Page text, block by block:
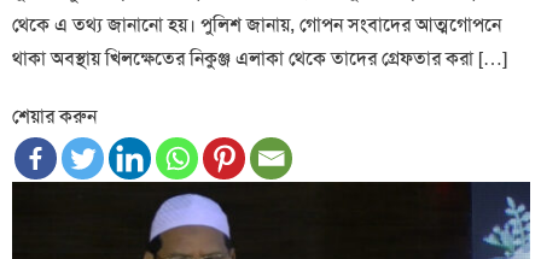
থেকে এ তথ্য জানানো হয়। পুলিশ জানায়, গোপন সংবাদের আত্মগোপনে
থাকা অবস্থায় খিলক্ষেতের নিকুঞ্জ এলাকা থেকে তাদের গ্রেফতার করা […]
শেয়ার করুন